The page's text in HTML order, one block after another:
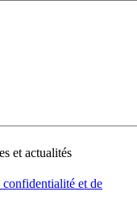
et actualités
et de